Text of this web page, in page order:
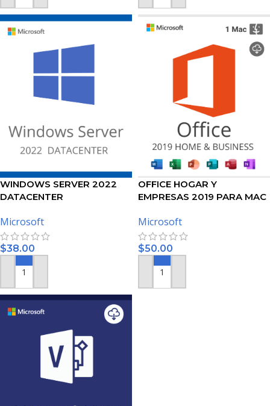
WINDOWS SERVER 2022
DATACENTER
Microsoft
$38.00
AÑADIR AL CARRITO
OFFICE HOGAR Y
EMPRESAS 2019 PARA MAC
Microsoft
$50.00
AÑADIR AL CARRITO